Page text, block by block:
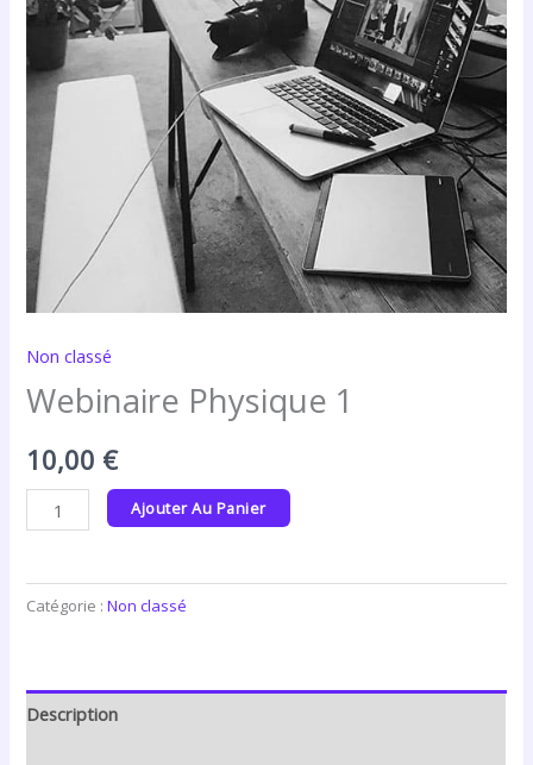
Non classé
Webinaire Physique 1
10,00 €
Ajouter Au Panier
Catégorie :Non classé
Description